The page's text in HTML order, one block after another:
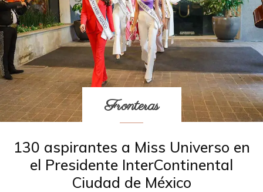
Fronteras
130 aspirantes a Miss Universo en
el Presidente InterContinental
Ciudad de México